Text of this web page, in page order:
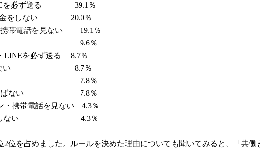
を必ず送る 39.1％
課金をしない 20.0％
携帯電話を見ない 19.1％
かける 9.6％
LINEを必ず送る 8.7％
送らない 8.7％
けない 7.8％
ムで遊ばない 7.8％
・携帯電話を見ない 4.3％
ローしない 4.3％
2位を占めました。ルールを決めた理由についても聞いてみると、「共